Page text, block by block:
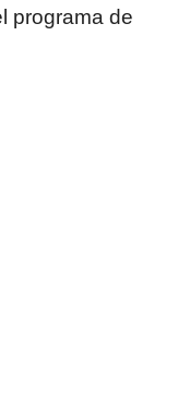
programa de